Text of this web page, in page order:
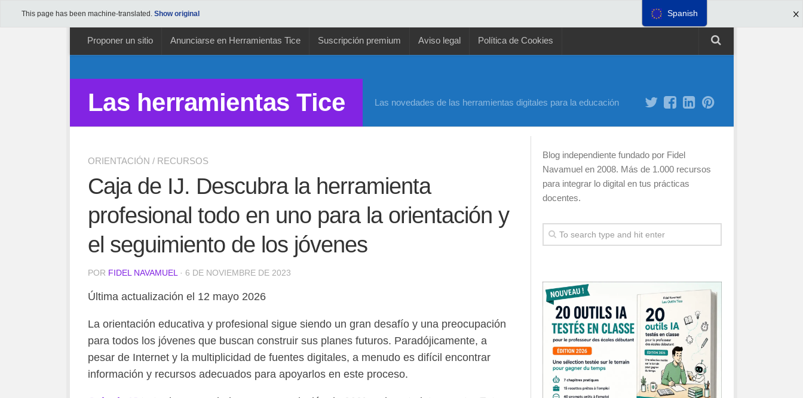
This page has been machine-translated. Show original
Proponer un sitio Anunciarse en Herramientas Tice Suscripción premium Aviso legal Política de Cookies
Las herramientas Tice Las novedades de las herramientas digitales para la educación
ORIENTACIÓN / RECURSOS
Caja de IJ. Descubra la herramienta
profesional todo en uno para la orientación y
el seguimiento de los jóvenes
POR FIDEL NAVAMUEL · 6 DE NOVIEMBRE DE 2023
Última actualización el 12 mayo 2026
La orientación educativa y profesional sigue siendo un gran desafío y una preocupación
para todos los jóvenes que buscan construir sus planes futuros. Paradójicamente, a
pesar de Internet y la multiplicidad de fuentes digitales, a menudo es difícil encontrar
información y recursos adecuados para apoyarlos en este proceso.
Blog independiente fundado por Fidel
Navamuel en 2008. Más de 1.000 recursos
para integrar lo digital en tus prácticas
docentes.
Spanish